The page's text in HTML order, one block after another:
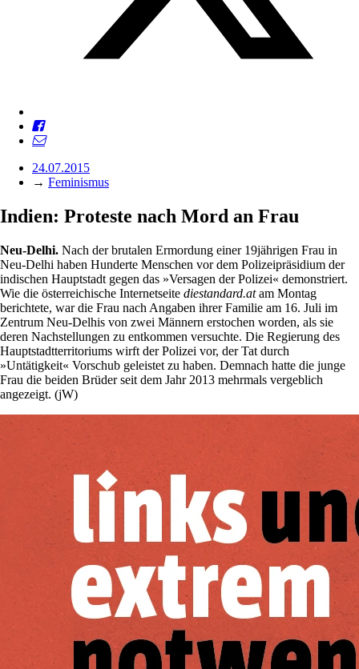
24.07.2015
→ Feminismus
Indien: Proteste nach Mord an Frau
Neu-Delhi. Nach der brutalen Ermordung einer 19jährigen Frau in
Neu-Delhi haben Hunderte Menschen vor dem Polizeipräsidium der
indischen Hauptstadt gegen das »Versagen der Polizei« demonstriert.
Wie die österreichische Internetseite diestandard.atam Montag
berichtete, war die Frau nach Angaben ihrer Familie am 16. Juli im
Zentrum Neu-Delhis von zwei Männern erstochen worden, als sie
deren Nachstellungen zu entkommen versuchte. Die Regierung des
Hauptstadtterritoriums wirft der Polizei vor, der Tat durch
»Untätigkeit« Vorschub geleistet zu haben. Demnach hatte die junge
Frau die beiden Brüder seit dem Jahr 2013 mehrmals vergeblich
angezeigt. (jW)